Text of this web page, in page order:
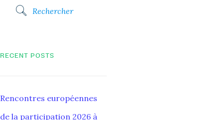
RECENT POSTS
Rencontres européennes
de la participation 2026 à